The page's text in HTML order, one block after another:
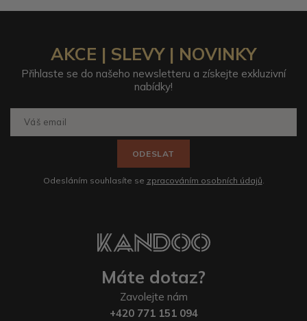
AKCE | SLEVY | NOVINKY
Přihlaste se do našeho newsletteru a získejte exkluzivní
nabídky!
ODESLAT
Odesláním souhlasíte se zpracováním osobních údajů
Máte dotaz?
Zavolejte nám
+420 771 151 094